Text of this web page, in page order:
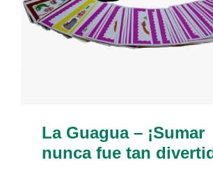
La Guagua – ¡Sumar
nunca fue tan